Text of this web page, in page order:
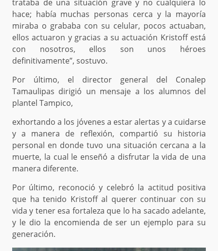
trataba de una situación grave y no cualquiera lo
hace; había muchas personas cerca y la mayoría
miraba o grababa con su celular, pocos actuaban,
ellos actuaron y gracias a su actuación Kristoff está
con nosotros, ellos son unos héroes
definitivamente”, sostuvo.
Por último, el director general del Conalep
Tamaulipas dirigió un mensaje a los alumnos del
plantel Tampico,
exhortando a los jóvenes a estar alertas y a cuidarse
y a manera de reflexión, compartió su historia
personal en donde tuvo una situación cercana a la
muerte, la cual le enseñó a disfrutar la vida de una
manera diferente.
Por último, reconoció y celebró la actitud positiva
que ha tenido Kristoff al querer continuar con su
vida y tener esa fortaleza que lo ha sacado adelante,
y le dio la encomienda de ser un ejemplo para su
generación.